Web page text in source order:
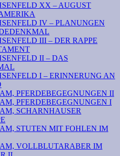
XX – AUGUST
IV – PLANUNGEN
III – DER RAPPE
II – DAS
I – ERINNERUNG AN
PFERDEBEGEGNUNGEN II
PFERDEBEGEGNUNGEN I
SCHARNHAUSER
STUTEN MIT FOHLEN IM
VOLLBLUTARABER IM